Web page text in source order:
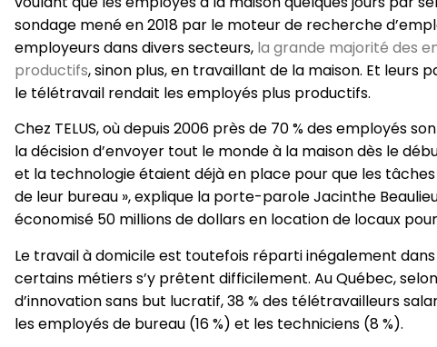
sondage mené en 2018 par le moteur de recherche
employeurs dans divers secteurs, la grande majorité des
productifs, sinon plus, en travaillant de la maison. Et leurs
le télétravail rendait les employés plus productifs.
Chez TELUS, où depuis 2006 près de 70 % des employés
la décision d’envoyer tout le monde à la maison dès le
et la technologie étaient déjà en place pour que les
de leur bureau », explique la porte-parole Jacinthe
économisé 50 millions de dollars en location de locaux
Le travail à domicile est toutefois réparti inégalement
certains métiers s’y prêtent difficilement. Au Québec,
d’innovation sans but lucratif, 38 % des télétravailleurs
les employés de bureau (16 %) et les techniciens (8 %).